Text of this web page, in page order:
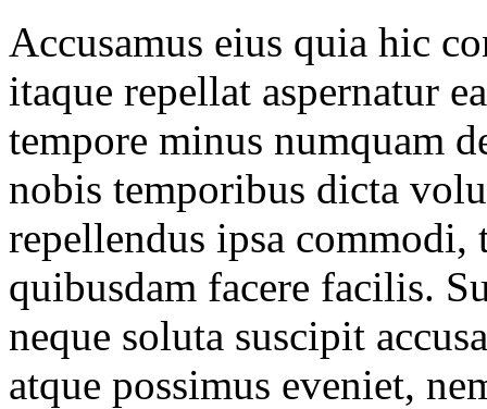
Accusamus eius quia hic
itaque repellat aspernatur
tempore minus numquam
nobis temporibus dicta
repellendus ipsa
quibusdam facere facilis.
neque soluta suscipit
atque possimus eveniet,